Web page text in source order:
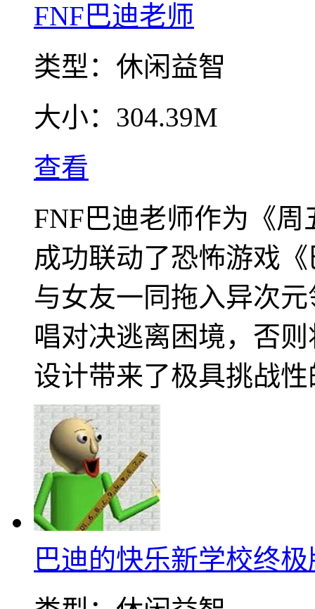
FNF巴迪老师
类型： 休闲益智
大小： 304.39M
查看
FNF巴迪老师作为《
成功联动了恐怖游戏
与女友一同拖入异次
唱对决逃离困境，否
设计带来了极具挑战
巴迪的快乐新学校终极